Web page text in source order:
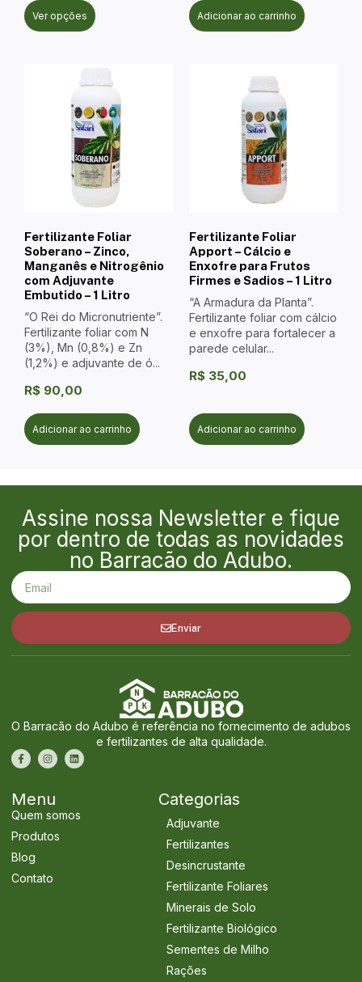
Ver opções Adicionar ao carrinho
Fertilizante Foliar
Soberano – Zinco,
Manganês e Nitrogênio
com Adjuvante
Embutido – 1 Litro
“O Rei do Micronutriente”.
Fertilizante foliar com N
(3%), Mn (0,8%) e Zn
(1,2%) e adjuvante de ó...
R$ 90,00
Adicionar ao carrinho
Fertilizante Foliar
Apport – Cálcio e
Enxofre para Frutos
Firmes e Sadios – 1 Litro
“A Armadura da Planta”.
Fertilizante foliar com cálcio
e enxofre para fortalecer a
parede celular...
R$ 35,00
Adicionar ao carrinho
Assine nossa Newsletter e fique
por dentro de todas as novidades
no Barracão do Adubo.
Enviar
O Barracão do Adubo é referência no fornecimento de adubos
e fertilizantes de alta qualidade.
Menu
Quem somos
Produtos
Blog
Contato
Categorias
Adjuvante
Fertilizantes
Desincrustante
Fertilizante Foliares
Minerais de Solo
Fertilizante Biológico
Sementes de Milho
Rações